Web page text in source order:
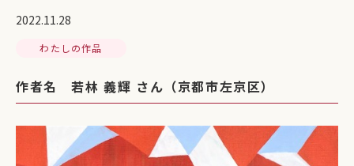
2022.11.28
わたしの作品
作者名 若林 義輝 さん（京都市左京区）